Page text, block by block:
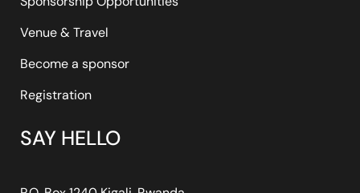
Venue & Travel
Become a sponsor
Registration
SAY HELLO